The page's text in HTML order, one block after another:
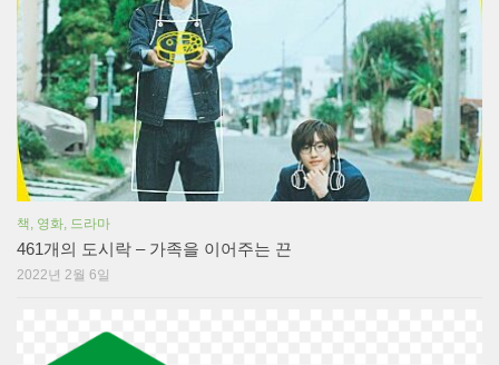
책, 영화, 드라마
461개의 도시락 – 가족을 이어주는 끈
2022년 2월 6일